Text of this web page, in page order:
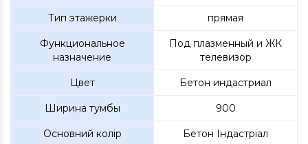
Тип этажерки прямая
Функциональное
назначение
Под плазменный и ЖК
телевизор
Цвет Бетон индастриал
Ширина тумбы 900
Основний колір Бетон Індастріал